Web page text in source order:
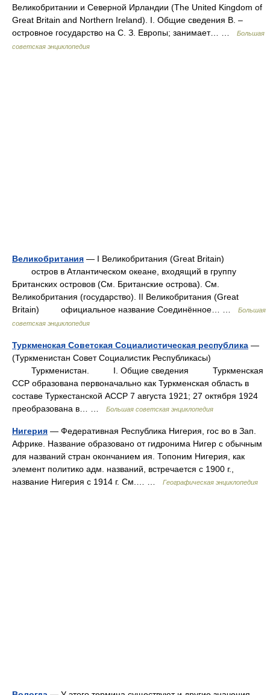
Великобритании и Северной Ирландии (The United Kingdom of
Great Britain and Northern Ireland). I. Общие сведения В. ‒
островное государство на С. З. Европы; занимает… …
Большая
советская энциклопедия
Великобритания — I Великобритания (Great Britain)
остров в Атлантическом океане, входящий в группу
Британских островов (См. Британские острова). См.
Великобритания (государство). II Великобритания (Great
Britain) официальное название Соединённое… …
Большая
советская энциклопедия
Туркменская Советская Социалистическая республика —
(Туркменистан Совет Социалистик Республикасы)
Туркменистан. I. Общие сведения Туркменская
ССР образована первоначально как Туркменская область в
составе Туркестанской АССР 7 августа 1921; 27 октября 1924
преобразована в… …
Большая советская энциклопедия
Нигерия — Федеративная Республика Нигерия, гос во в Зап.
Африке. Название образовано от гидронима Нигер с обычным
для названий стран окончанием ия. Топоним Нигерия, как
элемент политико адм. названий, встречается с 1900 г.,
название Нигерия с 1914 г. См.… …
Географическая энциклопедия